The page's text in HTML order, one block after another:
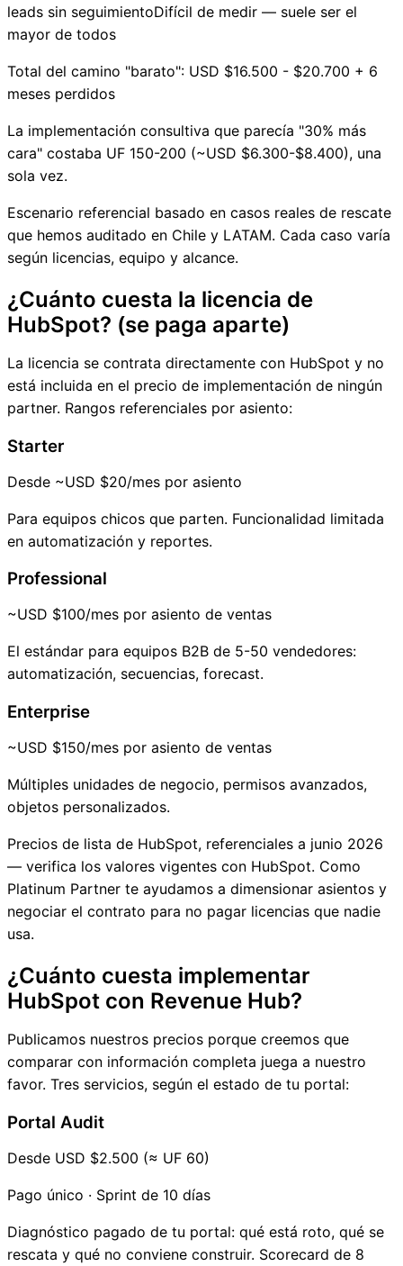
leads sin seguimientoDifícil de medir — suele ser el
mayor de todos
Total del camino "barato": USD $16.500 - $20.700 + 6
meses perdidos
La implementación consultiva que parecía "30% más
cara" costaba UF 150-200 (~USD $6.300-$8.400), una
sola vez.
Escenario referencial basado en casos reales de rescate
que hemos auditado en Chile y LATAM. Cada caso varía
según licencias, equipo y alcance.
¿Cuánto cuesta la licencia de
HubSpot? (se paga aparte)
La licencia se contrata directamente con HubSpot y no
está incluida en el precio de implementación de ningún
partner. Rangos referenciales por asiento:
Starter
Desde ~USD $20/mes por asiento
Para equipos chicos que parten. Funcionalidad limitada
en automatización y reportes.
Professional
~USD $100/mes por asiento de ventas
El estándar para equipos B2B de 5-50 vendedores:
automatización, secuencias, forecast.
Enterprise
~USD $150/mes por asiento de ventas
Múltiples unidades de negocio, permisos avanzados,
objetos personalizados.
Precios de lista de HubSpot, referenciales a junio 2026
— verifica los valores vigentes con HubSpot. Como
Platinum Partner te ayudamos a dimensionar asientos y
negociar el contrato para no pagar licencias que nadie
usa.
¿Cuánto cuesta implementar
HubSpot con Revenue Hub?
Publicamos nuestros precios porque creemos que
comparar con información completa juega a nuestro
favor. Tres servicios, según el estado de tu portal:
Portal Audit
Desde USD $2.500 (≈ UF 60)
Pago único · Sprint de 10 días
Diagnóstico pagado de tu portal: qué está roto, qué se
rescata y qué no conviene construir. Scorecard de 8